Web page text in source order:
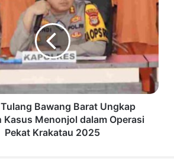
Bawang Barat Ungkap
Kasus Menonjol dalam Operasi
Pekat Krakatau 2025